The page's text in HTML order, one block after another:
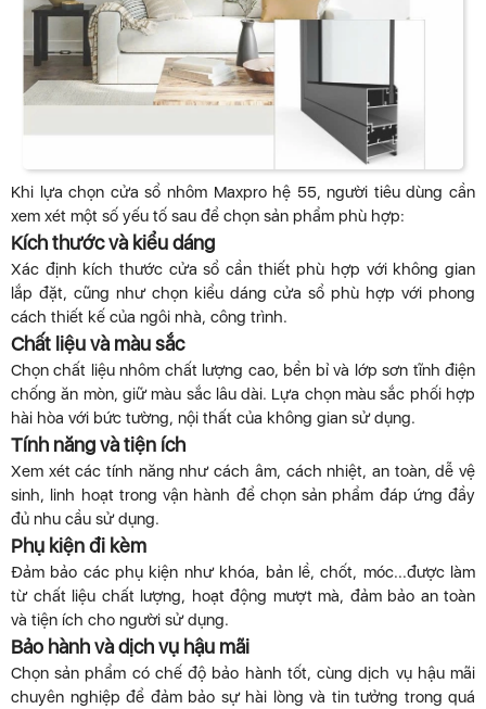
Khi lựa chọn cửa sổ nhôm Maxpro hệ 55, người tiêu dùng cần
xem xét một số yếu tố sau để chọn sản phẩm phù hợp:
Kích thước và kiểu dáng
Xác định kích thước cửa sổ cần thiết phù hợp với không gian
lắp đặt, cũng như chọn kiểu dáng cửa sổ phù hợp với phong
cách thiết kế của ngôi nhà, công trình.
Chất liệu và màu sắc
Chọn chất liệu nhôm chất lượng cao, bền bỉ và lớp sơn tĩnh điện
chống ăn mòn, giữ màu sắc lâu dài. Lựa chọn màu sắc phối hợp
hài hòa với bức tường, nội thất của không gian sử dụng.
Tính năng và tiện ích
Xem xét các tính năng như cách âm, cách nhiệt, an toàn, dễ vệ
sinh, linh hoạt trong vận hành để chọn sản phẩm đáp ứng đầy
đủ nhu cầu sử dụng.
Phụ kiện đi kèm
Đảm bảo các phụ kiện như khóa, bản lề, chốt, móc...được làm
từ chất liệu chất lượng, hoạt động mượt mà, đảm bảo an toàn
và tiện ích cho người sử dụng.
Bảo hành và dịch vụ hậu mãi
Chọn sản phẩm có chế độ bảo hành tốt, cùng dịch vụ hậu mãi
chuyên nghiệp để đảm bảo sự hài lòng và tin tưởng trong quá